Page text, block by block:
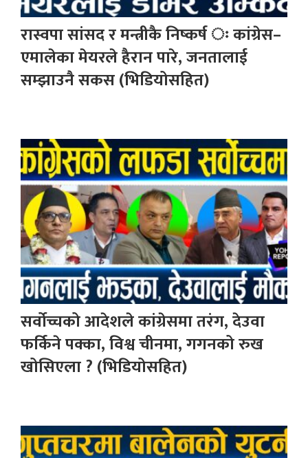
रास्वपा सांसद र मन्त्रीकै निष्कर्ष ः कांग्रेस–
एमालेका मेयरले हैरान पारे, जनतालाई
सम्झाउनै सकस (भिडियोसहित)
सर्वोच्चको आदेशले कांग्रेसमा तरंग, देउवा
फर्किने पक्का, विश्व चीनमा, गगनको रुख
खोसिएला ? (भिडियोसहित)